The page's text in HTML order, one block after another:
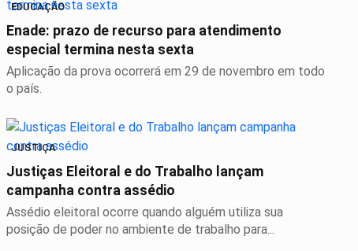
EDUCAÇÃO
Enade: prazo de recurso para atendimento
especial termina nesta sexta
Aplicação da prova ocorrerá em 29 de novembro em todo
o país.
JUSTIÇA
Justiças Eleitoral e do Trabalho lançam
campanha contra assédio
Assédio eleitoral ocorre quando alguém utiliza sua
posição de poder no ambiente de trabalho para...